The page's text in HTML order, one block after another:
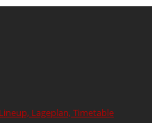
Lageplan, Timetable